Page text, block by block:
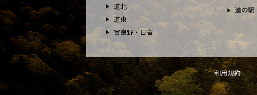
道北
道東
富良野・日高
道の駅
利用規約